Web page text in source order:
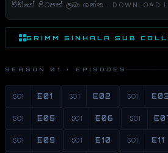
වීඩියෝ පිටපත් ලබා ගන්න . DOWNLOAD
GRIMM SINHALA SUB
SEASON 01 · EPISODES
S01 E01 S01 E02 S01 E03
S01 E05 S01 E06 S01
S01 E09 S01 E10 S01 E11